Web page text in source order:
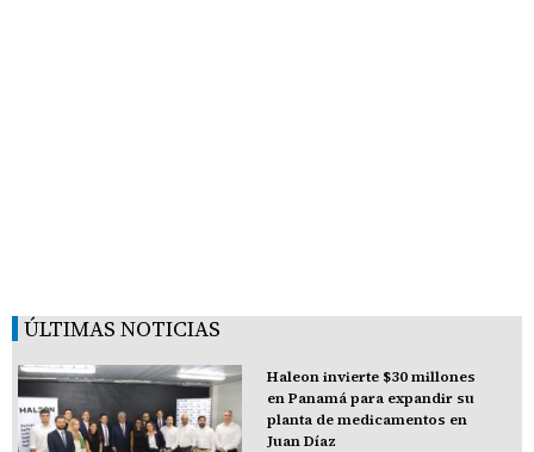
ÚLTIMAS NOTICIAS
Haleon invierte $30 millones
en Panamá para expandir su
planta de medicamentos en
Juan Díaz